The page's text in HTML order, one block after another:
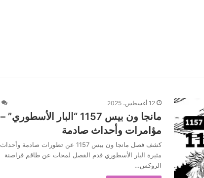
12 أغسطس، 2025
مانجا ون بيس 1157 “البار الأسطوري” –
مؤامرات وأحداث صادمة
كشف فصل مانجا ون بيس 1157 عن تطورات صادمة وأحداث
مثيرة البار الأسطوري قدم الفصل لمحات عن طاقم قراصنة
الروكس…